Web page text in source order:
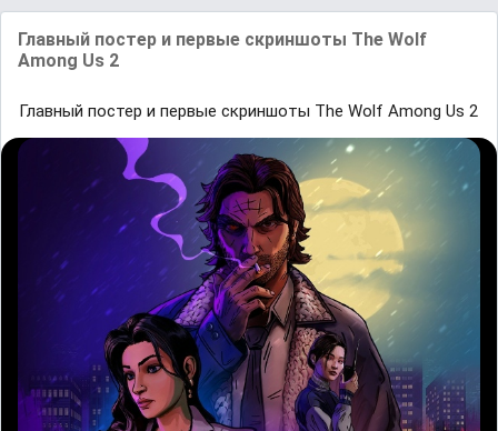
Главный постер и первые скриншоты The Wolf
Among Us 2
Главный постер и первые скриншоты The Wolf Among Us 2